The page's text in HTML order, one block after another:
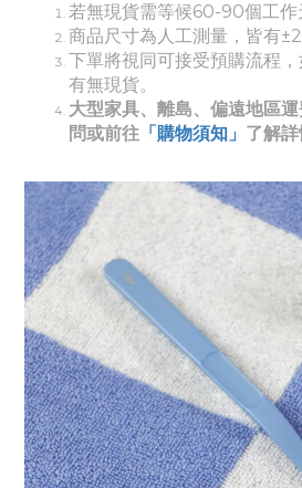
若無現貨需等候60-90個工作
商品尺寸為人工測量，皆有
下單將視同可接受預購流程
有無現貨。
大型家具、離島、偏遠地區
問或前往 「購物須知」 了解詳